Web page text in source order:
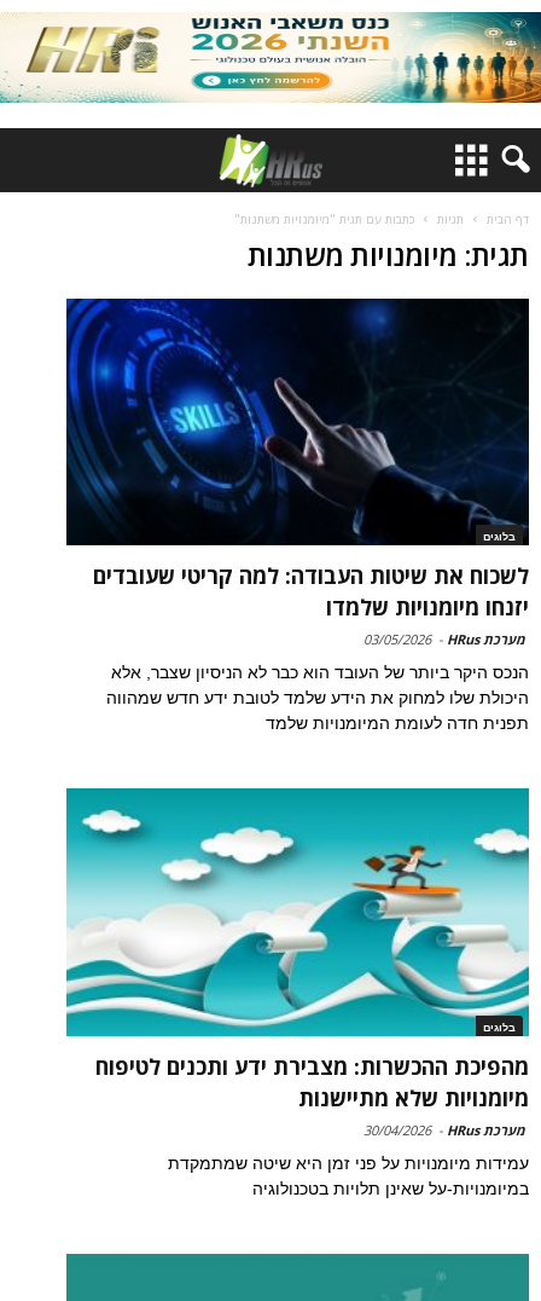
דף הבית תגיות כתבות עם תגית "מיומנויות משתנות"
תגית: מיומנויות משתנות
בלוגים
לשכוח את שיטות העבודה: למה קריטי שעובדים
יזנחו מיומנויות שלמדו
מערכת HRus -
03/05/2026
הנכס היקר ביותר של העובד הוא כבר לא הניסיון שצבר, אלא
היכולת שלו למחוק את הידע שלמד לטובת ידע חדש שמהווה
תפנית חדה לעומת המיומנויות שלמד
בלוגים
מהפיכת ההכשרות: מצבירת ידע ותכנים לטיפוח
מיומנויות שלא מתיישנות
מערכת HRus -
30/04/2026
עמידות מיומנויות על פני זמן היא שיטה שמתמקדת
במיומנויות-על שאינן תלויות בטכנולוגיה